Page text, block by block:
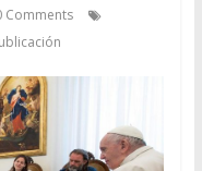
Comments